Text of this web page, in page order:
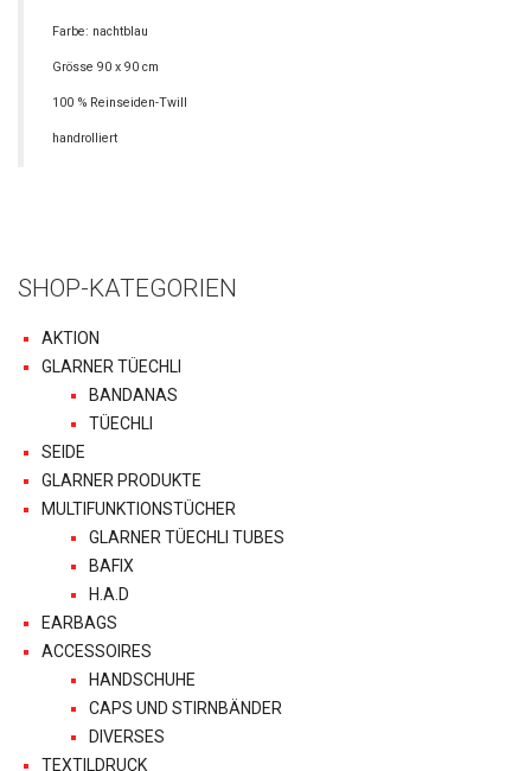
Farbe: nachtblau
Grösse 90 x 90 cm
100 % Reinseiden-Twill
handrolliert
SHOP-KATEGORIEN
AKTION
GLARNER TÜECHLI
BANDANAS
TÜECHLI
SEIDE
GLARNER PRODUKTE
MULTIFUNKTIONSTÜCHER
GLARNER TÜECHLI TUBES
BAFIX
H.A.D
EARBAGS
ACCESSOIRES
HANDSCHUHE
CAPS UND STIRNBÄNDER
DIVERSES
TEXTILDRUCK